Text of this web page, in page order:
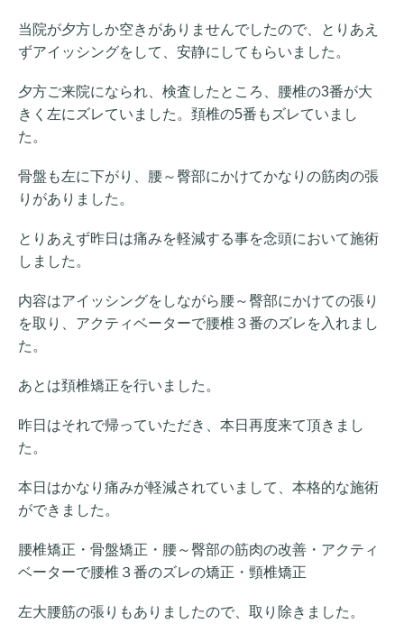
当院が夕方しか空きがありませんでしたので、とりあえ
ずアイッシングをして、安静にしてもらいました。
夕方ご来院になられ、検査したところ、腰椎の3番が大
きく左にズレていました。頚椎の5番もズレていまし
た。
骨盤も左に下がり、腰～臀部にかけてかなりの筋肉の張
りがありました。
とりあえず昨日は痛みを軽減する事を念頭において施術
しました。
内容はアイッシングをしながら腰～臀部にかけての張り
を取り、アクティベーターで腰椎３番のズレを入れまし
た。
あとは頚椎矯正を行いました。
昨日はそれで帰っていただき、本日再度来て頂きまし
た。
本日はかなり痛みが軽減されていまして、本格的な施術
ができました。
腰椎矯正・骨盤矯正・腰～臀部の筋肉の改善・アクティ
ベーターで腰椎３番のズレの矯正・頸椎矯正
左大腰筋の張りもありましたので、取り除きました。